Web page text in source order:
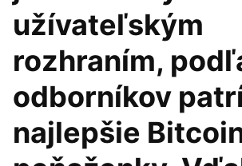
užívateľským
rozhraním,
odborníkov
najlepšie